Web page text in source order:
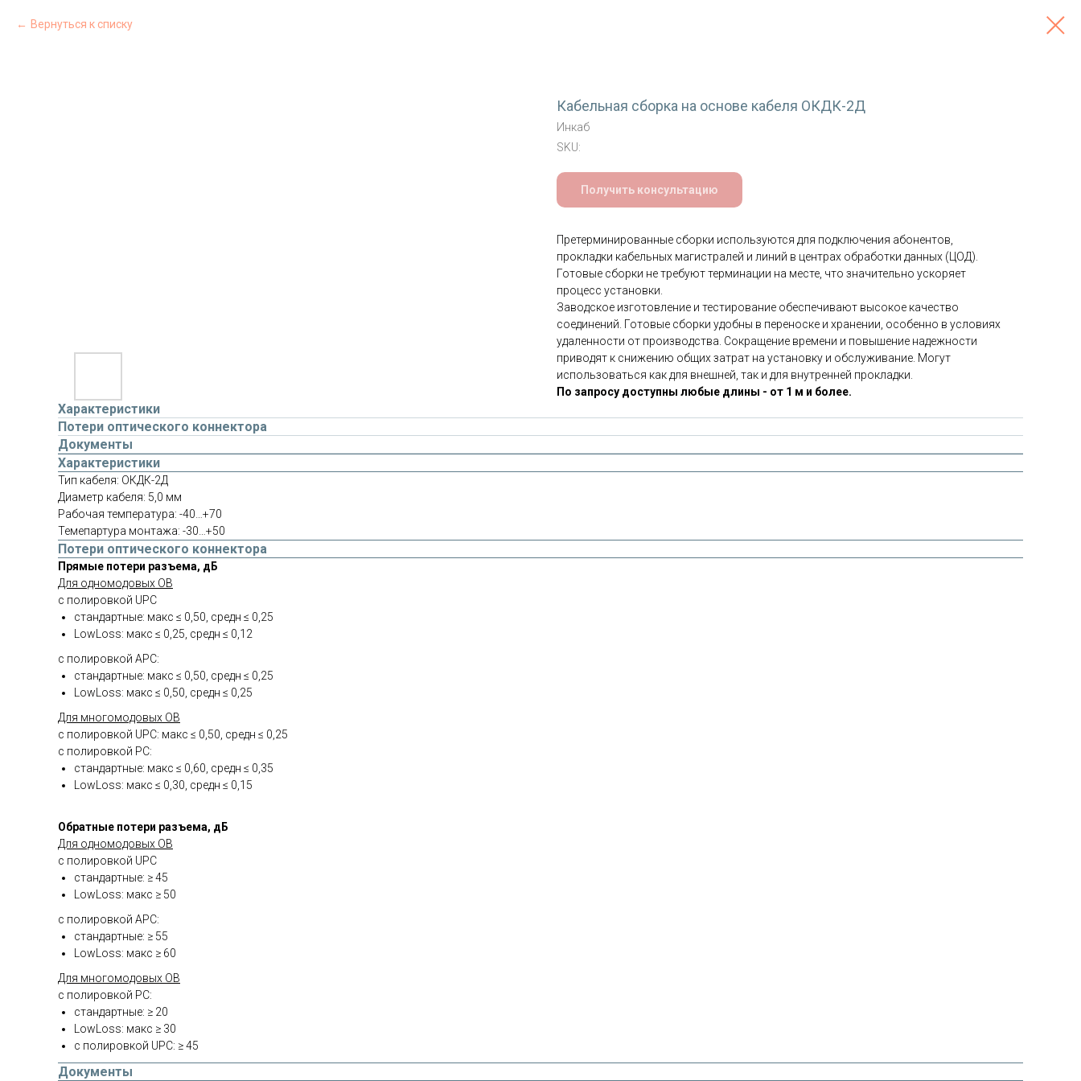
Вернуться к списку
Кабельная сборка на основе кабеля ОКДК-2Д
Инкаб
SKU:
Получить консультацию
Претерминированные сборки используются для подключения абонентов,
прокладки кабельных магистралей и линий в центрах обработки данных (ЦОД).
Готовые сборки не требуют терминации на месте, что значительно ускоряет
процесс установки.
Заводское изготовление и тестирование обеспечивают высокое качество
соединений. Готовые сборки удобны в переноске и хранении, особенно в условиях
удаленности от производства. Сокращение времени и повышение надежности
приводят к снижению общих затрат на установку и обслуживание. Могут
использоваться как для внешней, так и для внутренней прокладки.
По запросу доступны любые длины - от 1 м и более.
Характеристики
Потери оптического коннектора
Документы
Характеристики
Тип кабеля: ОКДК-2Д
Диаметр кабеля: 5,0 мм
Рабочая температура: -40…+70
Темепартура монтажа: -30…+50
Потери оптического коннектора
Прямые потери разъема, дБ
Для одномодовых ОВ
с полировкой UPC
стандартные: макс ≤ 0,50, средн ≤ 0,25
LowLoss: макс ≤ 0,25, средн ≤ 0,12
с полировкой АPC:
стандартные: макс ≤ 0,50, средн ≤ 0,25
LowLoss: макс ≤ 0,50, средн ≤ 0,25
Для многомодовых ОВ
с полировкой UPC: макс ≤ 0,50, средн ≤ 0,25
с полировкой PC:
стандартные: макс ≤ 0,60, средн ≤ 0,35
LowLoss: макс ≤ 0,30, средн ≤ 0,15
Обратные потери разъема, дБ
Для одномодовых ОВ
с полировкой UPC
стандартные: ≥ 45
LowLoss: макс ≥ 50
с полировкой АPC:
стандартные: ≥ 55
LowLoss: макс ≥ 60
Для многомодовых ОВ
с полировкой PC:
стандартные: ≥ 20
LowLoss: макс ≥ 30
с полировкой UPC: ≥ 45
Документы